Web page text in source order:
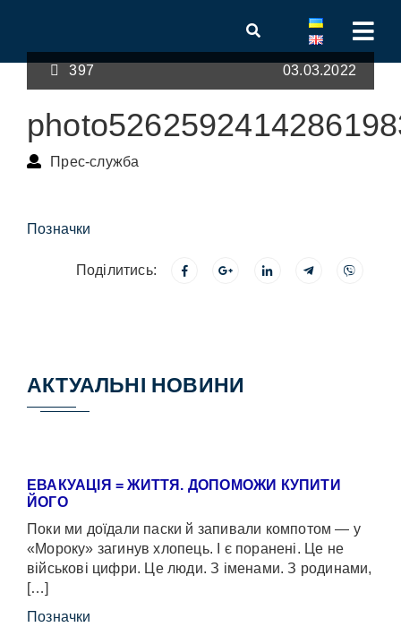
397 03.03.2022
Прес-служба
Позначки
Поділитись:
АКТУАЛЬНІ НОВИНИ
ЕВАКУАЦІЯ = ЖИТТЯ. ДОПОМОЖИ КУПИТИ
ЙОГО
Поки ми доїдали паски й запивали компотом — у
«Мороку» загинув хлопець. І є поранені. Це не
військові цифри. Це люди. З іменами. З родинами,
[…]
Позначки